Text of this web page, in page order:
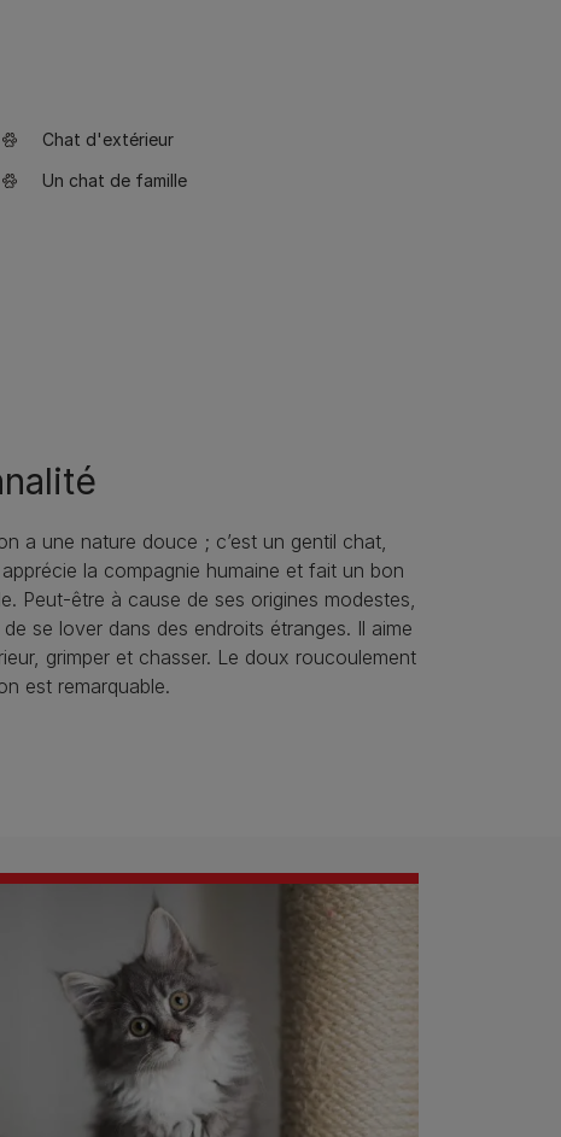
Chat d'extérieur
Un chat de famille
a une nature douce ; c’est un gentil chat,
la compagnie humaine et fait un bon
Peut-être à cause de ses origines modestes,
se lover dans des endroits étranges. Il aime
grimper et chasser. Le doux roucoulement
est remarquable.